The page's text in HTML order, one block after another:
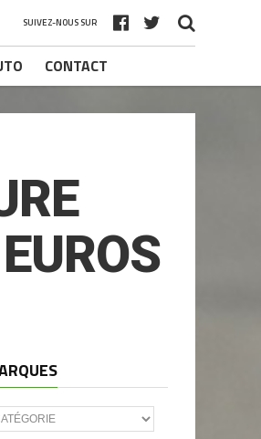
SUIVEZ-NOUS SUR
CONTACT